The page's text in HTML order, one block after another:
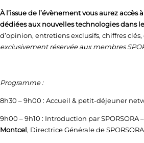
À l’issue de l’évènement vous aurez accès
dédiées aux nouvelles technologies dans
d’opinion, entretiens exclusifs, chiffres clés,
exclusivement réservée aux membres
Programme :
8h30 – 9h00 : Accueil & petit-déjeuner
9h00 – 9h10 : Introduction par SPORSORA –
Montcel, Directrice Générale de SPORSORA